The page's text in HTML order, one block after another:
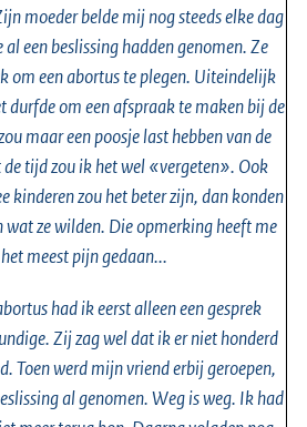
moeder belde mij nog steeds elke dag
een beslissing hadden genomen. Ze
om een abortus te plegen. Uiteindelijk
durfde om een afspraak te maken bij de
maar een poosje last hebben van de
tijd zou ik het wel «vergeten». Ook
kinderen zou het beter zijn, dan konden
ze wilden. Die opmerking heeft me
meest pijn gedaan...
had ik eerst alleen een gesprek
Zij zag wel dat ik er niet honderd
Toen werd mijn vriend erbij geroepen,
al genomen. Weg is weg. Ik had